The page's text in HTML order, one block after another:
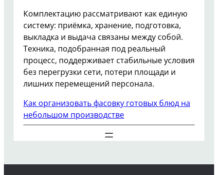
Комплектацию рассматривают как единую
систему: приёмка, хранение, подготовка,
выкладка и выдача связаны между собой.
Техника, подобранная под реальный
процесс, поддерживает стабильные условия
без перегрузки сети, потери площади и
лишних перемещений персонала.
Как организовать фасовку готовых блюд на
небольшом производстве